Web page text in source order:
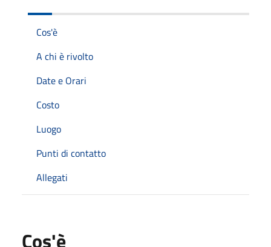
Cos'è
A chi è rivolto
Date e Orari
Costo
Luogo
Punti di contatto
Allegati
Cos'è